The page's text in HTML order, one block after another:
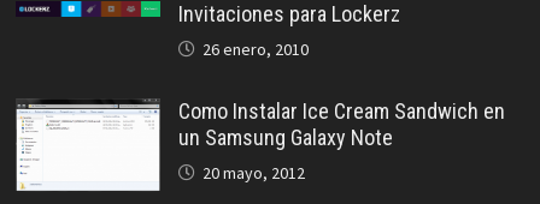
Invitaciones para Lockerz
26 enero, 2010
Como Instalar Ice Cream Sandwich en
un Samsung Galaxy Note
20 mayo, 2012